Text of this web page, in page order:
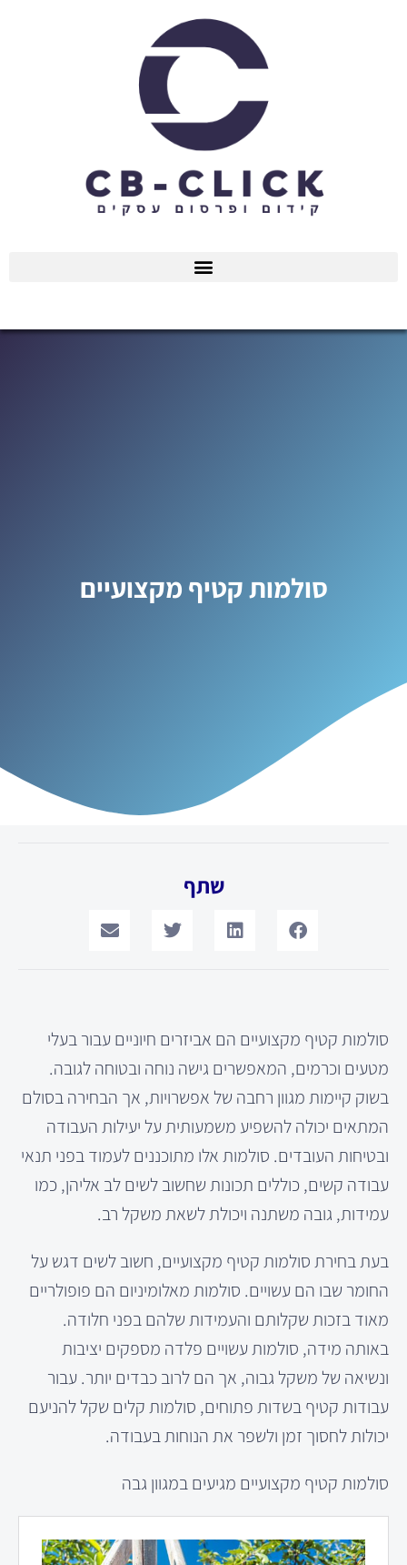
סולמות קטיף מקצועיים
שתף
סולמות קטיף מקצועיים הם אביזרים חיוניים עבור בעלי
מטעים וכרמים, המאפשרים גישה נוחה ובטוחה לגובה.
בשוק קיימות מגוון רחבה של אפשרויות, אך הבחירה בסולם
המתאים יכולה להשפיע משמעותית על יעילות העבודה
ובטיחות העובדים. סולמות אלו מתוכננים לעמוד בפני תנאי
עבודה קשים, כוללים תכונות שחשוב לשים לב אליהן, כמו
עמידות, גובה משתנה ויכולת לשאת משקל רב.
בעת בחירת סולמות קטיף מקצועיים, חשוב לשים דגש על
החומר שבו הם עשויים. סולמות מאלומיניום הם פופולריים
מאוד בזכות שקלותם והעמידות שלהם בפני חלודה.
באותה מידה, סולמות עשויים פלדה מספקים יציבות
ונשיאה של משקל גבוה, אך הם לרוב כבדים יותר. עבור
עבודות קטיף בשדות פתוחים, סולמות קלים שקל להניעם
יכולות לחסוך זמן ולשפר את הנוחות בעבודה.
סולמות קטיף מקצועיים מגיעים במגוון גבה